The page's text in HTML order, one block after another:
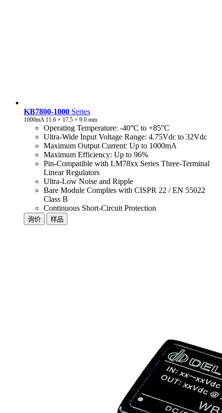
KB7800-1000 Series
1000mA 11.6 × 17.5 × 9.0 mm
Operating Temperature: -40°C to +85°C
Ultra-Wide Input Voltage Range: 4.75Vdc to 32Vdc
Maximum Output Current: Up to 1000mA
Maximum Efficiency: Up to 96%
Pin-Compatible with LM78xx Series Three-Terminal
Linear Regulators
Ultra-Low Noise and Ripple
Bare Module Complies with CISPR 22 / EN 55022
Class B
Continuous Short-Circuit Protection
询价 样品